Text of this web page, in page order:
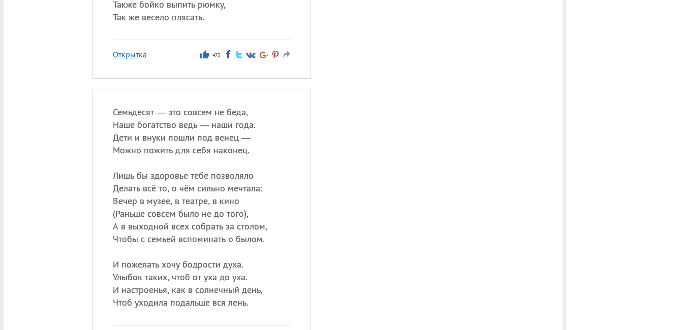
Также бойко выпить рюмку,
Так же весело плясать.
Открытка 473
Семьдесят — это совсем не беда,
Наше богатство ведь — наши года.
Дети и внуки пошли под венец —
Можно пожить для себя наконец.
Лишь бы здоровье тебе позволяло
Делать всё то, о чём сильно мечтала:
Вечер в музее, в театре, в кино
(Раньше совсем было не до того),
А в выходной всех собрать за столом,
Чтобы с семьей вспоминать о былом.
И пожелать хочу бодрости духа.
Улыбок таких, чтоб от уха до уха.
И настроенья, как в солнечный день,
Чтоб уходила подальше вся лень.